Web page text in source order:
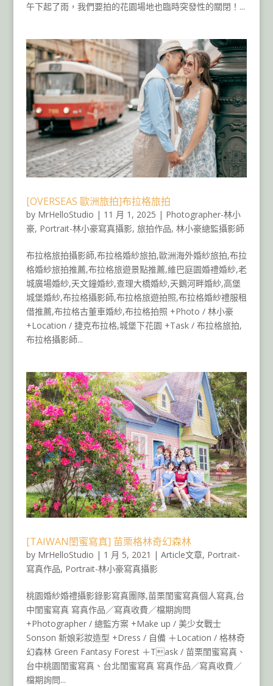
午下起了雨，我們要拍的花園場地也臨時突發性的關閉！...
[OVERSEAS 歐洲旅拍]布拉格旅拍
by MrHelloStudio | 11 月 1, 2025 | Photographer-林小
豪, Portrait-林小豪寫真攝影, 旅拍作品, 林小豪總監攝影師
布拉格旅拍攝影師,布拉格婚紗旅拍,歐洲海外婚紗旅拍,布拉
格婚紗旅拍推薦,布拉格旅遊景點推薦,維巴庭園婚禮婚紗,老
城廣場婚紗,天文鐘婚紗,查理大橋婚紗,天鵝河畔婚紗,高堡
城堡婚紗,布拉格攝影師,布拉格旅遊拍照,布拉格婚紗禮服租
借推薦,布拉格古董車婚紗,布拉格拍照 +Photo / 林小豪
+Location / 捷克布拉格,城堡下花園 +Task / 布拉格旅拍,
布拉格攝影師...
[TAIWAN閨蜜寫真] 苗栗格林奇幻森林
by MrHelloStudio | 1 月 5, 2021 | Article文章, Portrait-
寫真作品, Portrait-林小豪寫真攝影
桃園婚紗婚禮攝影錄影寫真團隊,苗栗閨蜜寫真個人寫真,台
中閨蜜寫真 寫真作品／寫真收費／檔期詢問
+Photographer / 總監方案 +Make up / 美少女戰士
Sonson 新娘彩妝造型 +Dress / 自備 ＋Location / 格林奇
幻森林 Green Fantasy Forest ＋Task / 苗栗閨蜜寫真、
台中桃園閨蜜寫真、台北閨蜜寫真 寫真作品／寫真收費／
檔期詢問...